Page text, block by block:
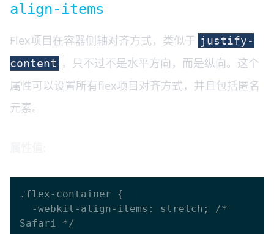
align-items
Flex项目在容器侧轴对齐方式，类似于 justify-
content ，只不过不是水平方向，而是纵向。这个
属性可以设置所有flex项目对齐方式，并且包括匿名
元素。
.flex-container {
Safari */